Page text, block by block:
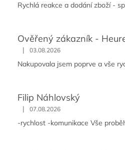
Rychlá reakce a dodání zboží -
Ověřený zákazník -
| 03.08.2026
Nakupovala jsem poprve a vše
Filip Náhlovský
| 07.08.2026
-rychlost -komunikace Vše